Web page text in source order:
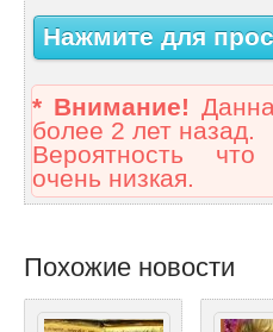
Нажмите для
* Внимание!
более 2 лет назад.
Вероятность
очень низкая.
Похожие новости